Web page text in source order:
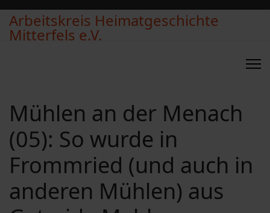
Arbeitskreis Heimatgeschichte
Mitterfels e.V.
Mühlen an der Menach
(05): So wurde in
Frommried (und auch in
anderen Mühlen) aus